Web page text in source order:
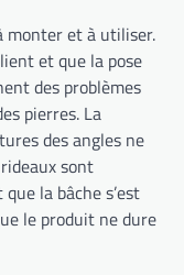
monter et à utiliser.
et que la pose
des problèmes
pierres. La
des angles ne
sont
la bâche s’est
le produit ne dure